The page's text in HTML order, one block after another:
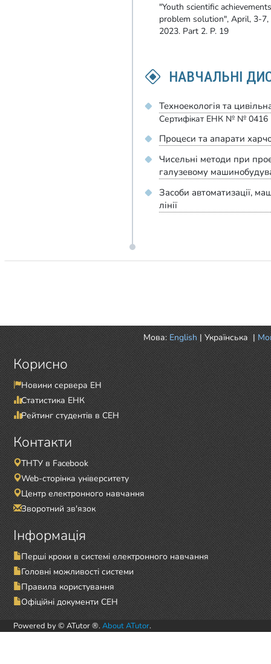
"Youth scientific
problem solution", April, 3-7,
2023. Part 2. P. 19
НАВЧАЛЬНІ
Техноекологія та
Сертифікат ЕНК № № 0416
Процеси та апарати
Чисельні методи при
галузевому
Засоби автоматизації,
лінії
Мова: English | Українська |
Корисно
Новини сервера ЕН
Статистика ЕНК
Рейтинг студентів в СЕН
Контакти
ТНТУ в Facebook
Web-сторінка університету
Центр електронного навчання
Зворотний зв'язок
Інформація
Перші кроки в системі електронного навчання
Головні можливості системи
Правила користування
Офіційні документи СЕН
Powered by © ATutor ®. About ATutor.